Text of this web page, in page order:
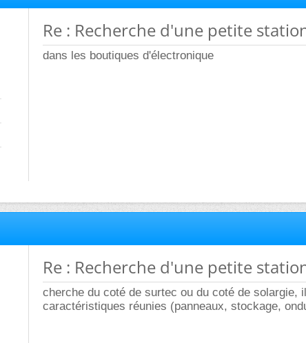
Re : Recherche d'une petite
dans les boutiques d'électronique
Re : Recherche d'une petite
cherche du coté de surtec ou du coté de
caractéristiques réunies (panneaux, stockage,